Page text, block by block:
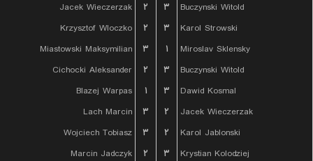
Jacek Wieczerzak
۲ ۳
Buczynski Witold
Krzysztof Wloczko
۲ ۳
Karol Strowski
Miastowski Maksymilian
۳ ۱
Miroslav Sklensky
Cichocki Aleksander
۲ ۳
Buczynski Witold
Blazej Warpas
۱ ۳
Dawid Kosmal
Lach Marcin
۳ ۲
Jacek Wieczerzak
Wojciech Tobiasz
۳ ۲
Karol Jablonski
Marcin Jadczyk
۲ ۳
Krystian Kolodziej